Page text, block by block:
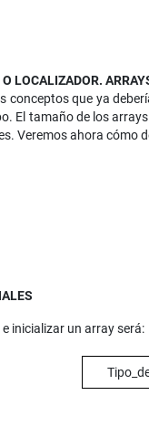
LOCALIZADOR.
conceptos que ya
El tamaño de los
Veremos ahora cómo
inicializar un array será: